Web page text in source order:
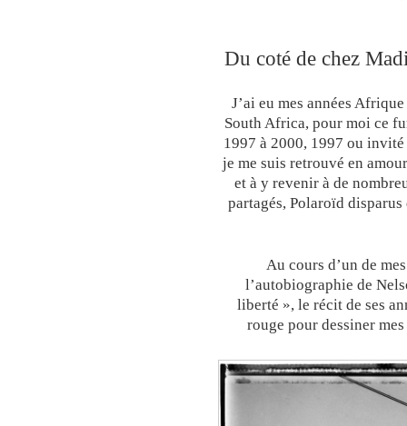
Du coté de chez
J’ai eu mes années
South Africa, pour moi ce
1997 à 2000, 1997 ou
je me suis retrouvé en
et à y revenir à de
partagés, Polaroïd
Au cours d’un de
l’autobiographie de
liberté », le récit de ses
rouge pour dessiner